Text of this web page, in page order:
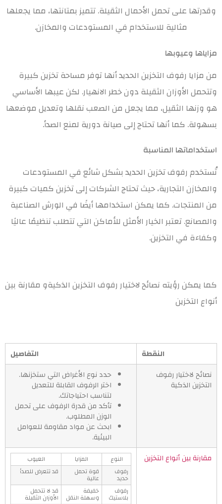
وقدرتها على تحمل الأحمال الثقيلة. تتميز بمتانتها، مما يجعلها
مثالية للاستخدام في المستودعات والمخازن.
مزاياها وعيوبها
من مزايا رفوف التخزين الحديد أنها توفر مساحة تخزين كبيرة
وتتحمل الأوزان الثقيلة دون خطر الانهيار. لكن عيبها الأساسي
هو وزنها الثقيل، مما يجعل من الصعب نقلها وتعديل موضعها
بسهولة. كما أنها تحتاج إلى صيانة دورية لمنع الصدأ.
استخداماتها المناسبة
تُستخدم رفوف تخزين الحديد بشكل شائع في المستودعات
والمخازن التجارية، حيث تحتاج الشركات إلى تخزين كميات كبيرة
من المنتجات. كما يمكن استخدامها أيضًا في الورش الصناعية
والمصانع. تعتبر الخيار الأمثل للأماكن التي تتطلب تنظيمًا عاليًا
وكفاءة في التخزين.
كما يمكن رؤيته نصائح لاختيار رفوف التخزين الذكيةو مقارنة بين
أنواع التخزين
النقطة
التفاصيل
نصائح لاختيار رفوف
التخزين الذكية
حدد نوع الأغراض التي ستخزنها.
اختر الرفوف القابلة للتعديل
لتناسب احتياجاتك.
تأكد من قدرة الرفوف على تحمل
الوزن المطلوب.
ابحث عن مواد مقاومة للعوامل
البيئية.
مقارنة بين أنواع التخزين
النوع المزايا
العيوب
رفوف
حديد
قوة تحمل
عالية
قد تتعرض للصدأ
رفوف
بلاستيك
خفيفة
وسهلة النقل
قد لا تتحمل
الأوزان الثقيلة